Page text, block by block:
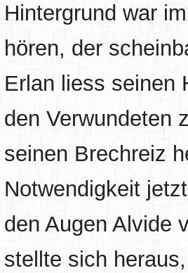
Hintergrund war
hören, der
Erlan liess seinen
den Verwundeten
seinen Brechreiz
Notwendigkeit
den Augen Alvide
stellte sich